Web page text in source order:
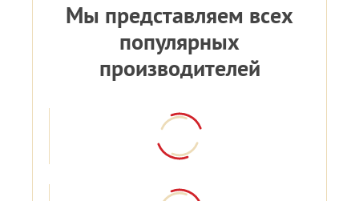
Мы представляем всех
популярных
производителей